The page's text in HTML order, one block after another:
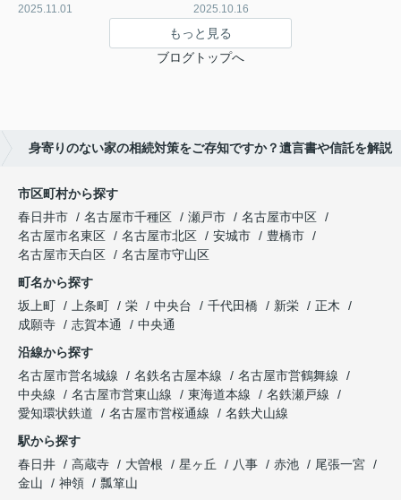
2025.11.01 2025.10.16
もっと見る
ブログトップへ
身寄りのない家の相続対策をご存知ですか？遺言書や信託を解説
市区町村から探す
春日井市
名古屋市千種区 瀬戸市
名古屋市中区
名古屋市名東区
名古屋市北区 安城市
豊橋市
名古屋市天白区
名古屋市守山区
町名から探す
坂上町
上条町 栄 中央台 千代田橋 新栄
正木
成願寺
志賀本通
中央通
沿線から探す
名古屋市営名城線
名鉄名古屋本線
名古屋市営鶴舞線
中央線
名古屋市営東山線 東海道本線
名鉄瀬戸線
愛知環状鉄道
名古屋市営桜通線
名鉄犬山線
駅から探す
春日井
高蔵寺 大曽根 星ヶ丘 八事 赤池
尾張一宮
金山
神領 瓢箪山